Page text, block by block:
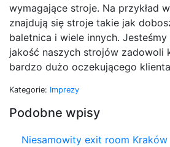
wymagające stroje. Na przykład
znajdują się stroje takie jak
baletnica i wiele innych.
jakość naszych strojów zadowoli
bardzo dużo oczekującego
Kategorie: Imprezy
Podobne wpisy
Niesamowity exit room Kraków